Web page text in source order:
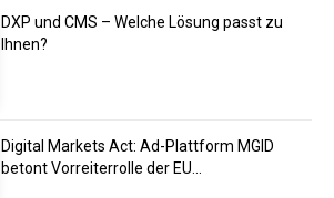
DXP und CMS – Welche Lösung passt zu
Ihnen?
Digital Markets Act: Ad-Plattform MGID
betont Vorreiterrolle der EU...